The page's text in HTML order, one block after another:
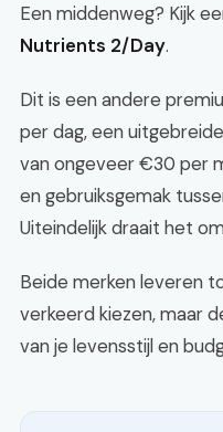
Een middenweg? Kijk
Nutrients 2/Day.
Dit is een andere
per dag, een
van ongeveer €30 per
en gebruiksgemak
Uiteindelijk draait het
Beide merken leveren
verkeerd kiezen, maar
van je levensstijl en